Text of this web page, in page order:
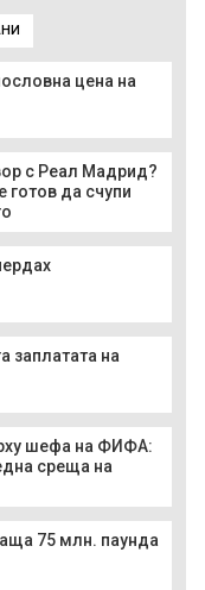
цена на
с Реал Мадрид?
готов да счупи
заплатата на
шефа на ФИФА:
среща на
75 млн. паунда